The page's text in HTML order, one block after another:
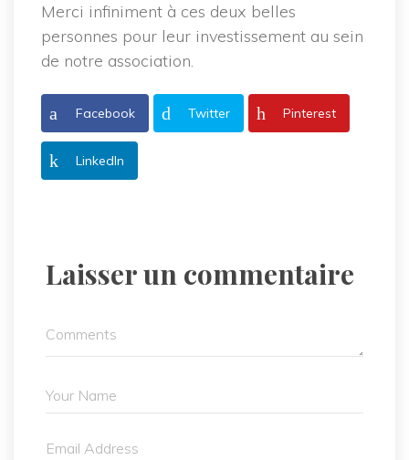
Merci infiniment à ces deux belles
personnes pour leur investissement au sein
de notre association.
Facebook Twitter Pinterest
LinkedIn
Laisser un commentaire